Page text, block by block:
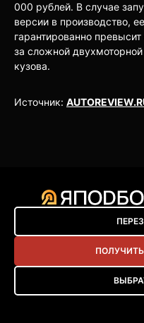
000 рублей. В случае
версии в производство,
гарантированно
за сложной
кузова.
Источник: